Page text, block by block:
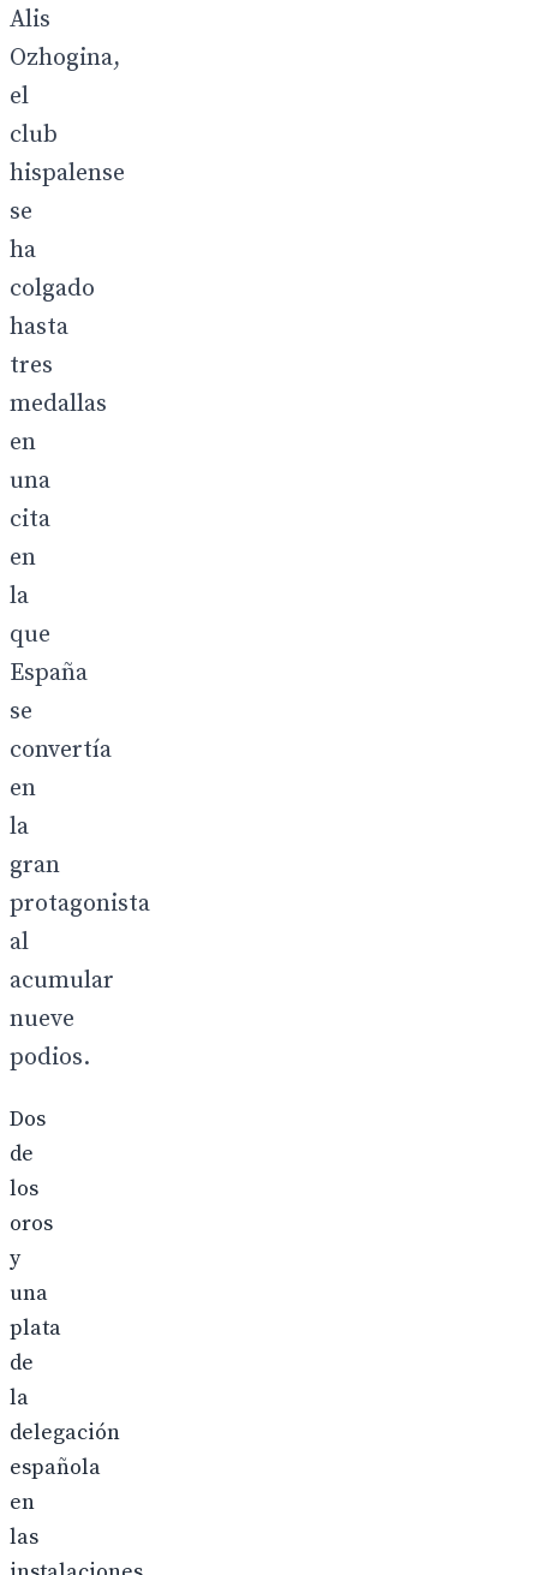
Alis
Ozhogina,
el
club
hispalense
se
ha
colgado
hasta
tres
medallas
en
una
cita
en
la
que
España
se
convertía
en
la
gran
protagonista
al
acumular
nueve
podios.
Dos
de
los
oros
y
una
plata
de
la
delegación
española
en
las